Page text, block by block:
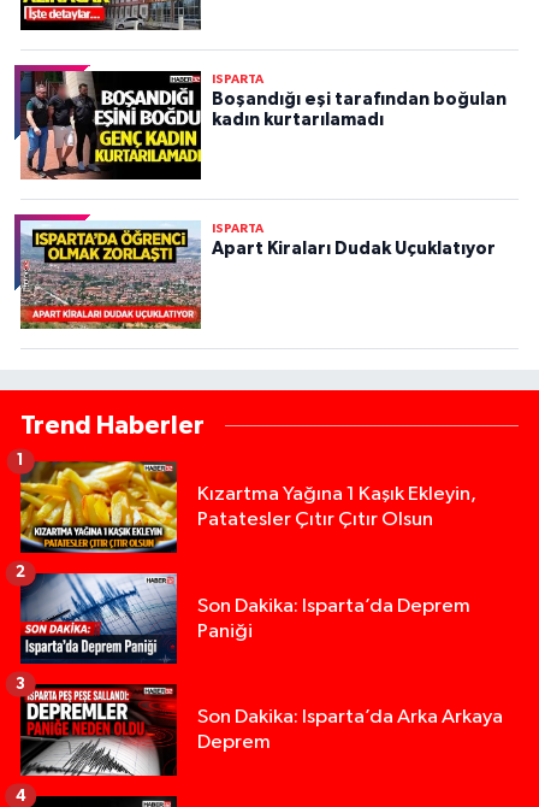
ISPARTA
Boşandığı eşi tarafından boğulan
kadın kurtarılamadı
ISPARTA
Apart Kiraları Dudak Uçuklatıyor
Trend Haberler
Kızartma Yağına 1 Kaşık Ekleyin,
Patatesler Çıtır Çıtır Olsun
1
Son Dakika: Isparta’da Deprem
Paniği
2
Son Dakika: Isparta’da Arka Arkaya
Deprem
3
4